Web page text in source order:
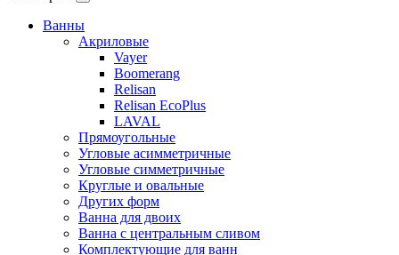
Ванны
Акриловые
Vayer
Boomerang
Relisan
Relisan EcoPlus
LAVAL
Прямоугольные
Угловые асимметричные
Угловые симметричные
Круглые и овальные
Других форм
Ванна для двоих
Ванна с центральным сливом
Комплектующие для ванн